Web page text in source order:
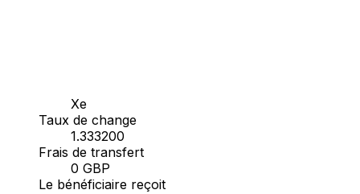
Xe
Taux de change
1.333200
Frais de transfert
0 GBP
Le bénéficiaire reçoit